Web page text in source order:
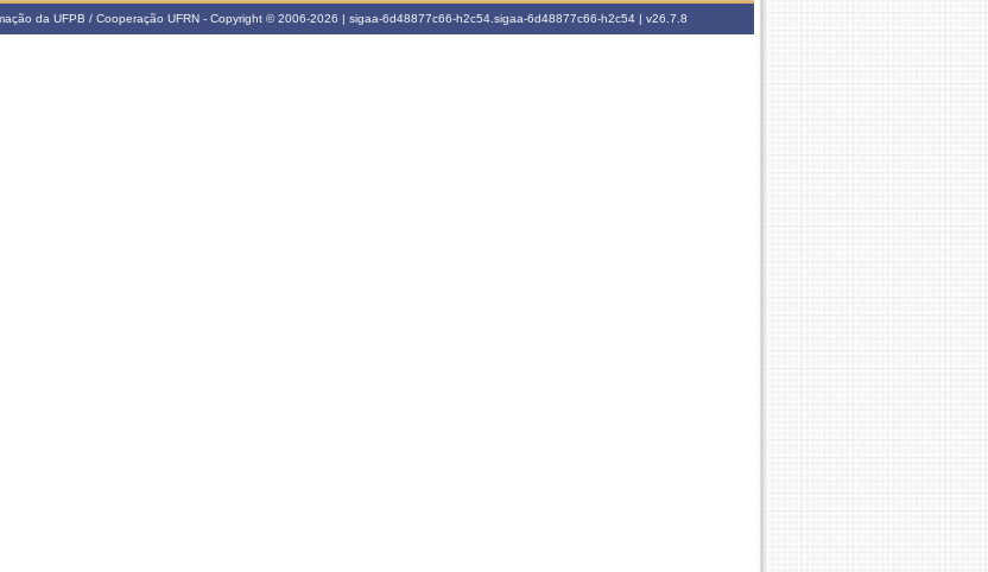
da UFPB / Cooperação UFRN - Copyright © 2006-2026 | sigaa-6d48877c66-h2c54.sigaa-6d48877c66-h2c54 | v26.7.8